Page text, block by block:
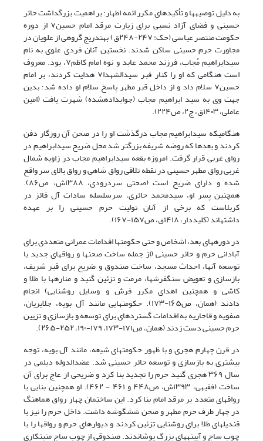
به دلیل توصیهها و تأکیدهای مکرر ائمه اطهار:بر اهمیت بزرگداشت حائر
حسینی و فضای آزاد نسبی برای زیارت مرقد امام حسین۷ از دوره
حکومت منتصر عباسی(حک: ۲۴۷-۲۴۸ق) بهتدریج گروهی از علویان در
مجاورت حرم حسینی ساکن شدند. نخستین آنان فردی علوی به نام
سیدابراهیم مُجاب، فرزند محمد عابد و نوه امام کاظم۷، بود. معروف
است هنگامی که او را کنار قبر سیدالشهدا۷ هدایت کردند، بر امام
حسین۷ سلام داد و از داخل قبر مطهر پاسخ سلام او داده شد؛ بدین
جهت وی به سید ابراهیم مجاب (جوابدادهشده) شهرت یافت(امین
عاملی، ۱۴۰۳ق، ج۲، ص۲۲۴)
.
هنگامیکه سیدابراهیم مجاب درگذشت او را در صحن آن روزگار دفن
کردند و بعدها که روضه شریفه بزرگتر شد محل ضریح سیدابراهیم در
رواق غربی قرار گرفت. امروزه بقعه سیدابراهیم مجاب در زاویه شمال
غربی رواق مطهر حسینی در نقطه تلاقی رواق شاهی و رواق بالای سر واقع
شده و دارای ضریح است(صحتی سردرودی، ۱۳۸۸ش، ص۸۶ )
.
همچنین پسر او، سیدمحمد حائری، سرسلسله سادات آل فائز در
کربلاست که برخی از آنان تولیت حرم حسینی را بر عهده
داشتهاند(کلیددار، ۱۴۱۸ق، ص۱۵۷-۱۶۷)
.
در دورههای بعد، اشخاص و حتی حکومتها اقدامات عمرانی متعددی برای
آبادانی حرم و حائر حسینی (از جمله ساخت صحنها و رواقهای جدید یا
توسعه آنها، احداث مسجد، ساخت صندوق و ضریح برای قبر شریف،
بازسازی و تعویض سنگفرشها، مرمت و تزئین گنبد و منارهها با طلا و
کاشی و همچنین اهدای مکرر فرش و وسایل روشنایی) انجام
دادند (همان، ص۱۶۵-۱۷۳) . حکومتهایی مانند آل بویه، جلایریان،
صفویه و قاجاریه به اقدامات گستردهای برای توسعه و بازسازی و تزیین
حرم حسینی دست زدند(همان، ص۱۷۱ -۱۷۳، ۱۷۹-۱۹۰، ۲۵۲-۲۶۵)
.
در قرن چهارم هجری و با ظهور حکومتهای شیعه، مانند آل بویه، توجه
بیشتری به بازسازی و توسعه حائر حسینی شد. عضدالدوله دیلمی در
سال ۳۶۹ هجری گنبد حرم را تجدید بنا کرد و ضریحی از عاج برای آن
ساخت(فقیهی، ۱۳۹۳ش، ص۴۴٨ و ۴۶١ - ۴۶٢) . او همچنین بنایی با
رواقهای متعدد بر مرقد امام بنا کرد. این ساختمان چهار رواق هماهنگ
در چهار طرف حرم مطهر و صحن ششگوشه داشت. داخل حرم را نیز با
قندیلهای طلا برای روشنایی تزئین کردند و دیوارهای حرم و رواقها را با
چوب ساج و آیینههای بزرگ پوشاندند. صندوقی از چوب ساج منبتکاری